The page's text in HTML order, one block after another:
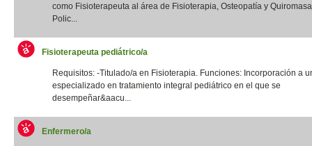
como Fisioterapeuta al área de Fisioterapia, Osteopatía y
Polic...
Fisioterapeuta pediátrico/a
Requisitos: -Titulado/a en Fisioterapia. Funciones: Incorporación a
especializado en tratamiento integral pediátrico en el que se
desempeñar&aacu...
Enfermero/a